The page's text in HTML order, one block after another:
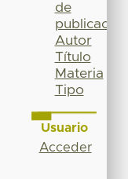
de
publicación
Autor
Título
Materia
Tipo
Usuario
Acceder